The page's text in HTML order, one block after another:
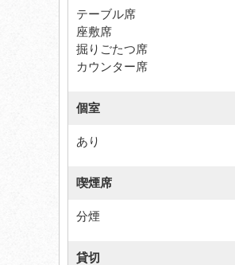
テーブル席
座敷席
掘りごたつ席
カウンター席
個室
あり
喫煙席
分煙
貸切